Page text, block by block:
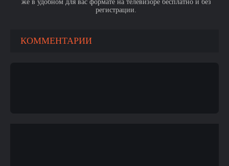
же в удобном для вас формате на телевизоре бесплатно и без
регистрации.
КОММЕНТАРИИ